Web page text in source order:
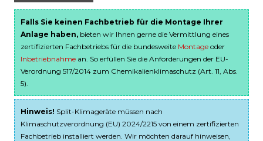
Falls Sie keinen Fachbetrieb für die Montage Ihrer
Anlage haben, bieten wir Ihnen gerne die Vermittlung eines
zertifizierten Fachbetriebs für die bundesweite Montage oder
Inbetriebnahme an. So erfüllen Sie die Anforderungen der EU-
Verordnung 517/2014 zum Chemikalienklimaschutz (Art. 11, Abs.
5).
Hinweis! Split-Klimageräte müssen nach
Klimaschutzverordnung (EU) 2024/2215 von einem zertifizierten
Fachbetrieb installiert werden. Wir möchten darauf hinweisen,